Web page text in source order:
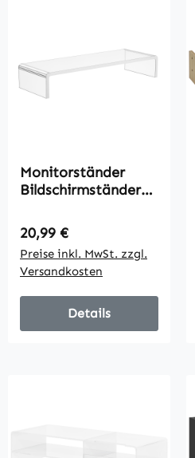
Monitorständer
Bildschirmständer
Computer
Notebook PC
ergonomisch Acryl
Transparent 53 x 19
x 9 cm
Regulärer Preis:
20,99 €
Preise inkl. MwSt. zzgl.
Versandkosten
Details